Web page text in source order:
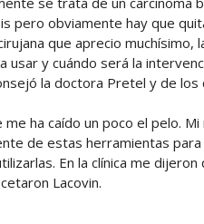
pero obviamente hay que
que aprecio
usar y cuándo será la
la doctora Pretel y de los
ha caído un poco el pelo.
de estas herramientas
En la clínica me
Lacovin.